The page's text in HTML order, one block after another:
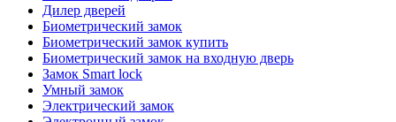
Дилер дверей
Биометрический замок
Биометрический замок купить
Биометрический замок на входную дверь
Замок Smart lock
Умный замок
Электрический замок